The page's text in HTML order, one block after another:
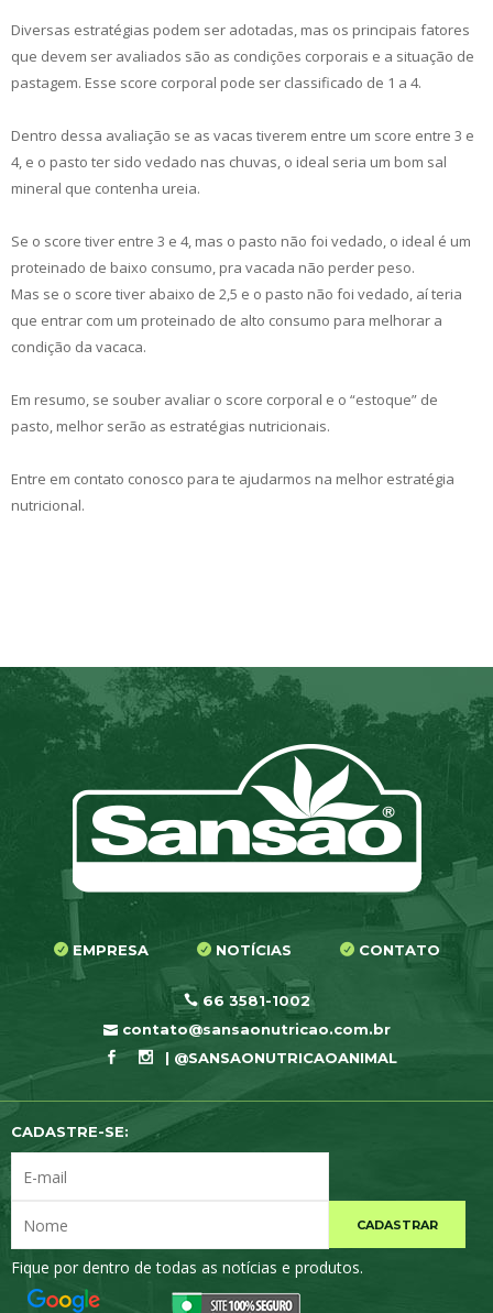
Diversas estratégias podem ser adotadas, mas os principais fatores
que devem ser avaliados são as condições corporais e a situação de
pastagem. Esse score corporal pode ser classificado de 1 a 4.
Dentro dessa avaliação se as vacas tiverem entre um score entre 3 e
4, e o pasto ter sido vedado nas chuvas, o ideal seria um bom sal
mineral que contenha ureia.
Se o score tiver entre 3 e 4, mas o pasto não foi vedado, o ideal é um
proteinado de baixo consumo, pra vacada não perder peso.
Mas se o score tiver abaixo de 2,5 e o pasto não foi vedado, aí teria
que entrar com um proteinado de alto consumo para melhorar a
condição da vacaca.
Em resumo, se souber avaliar o score corporal e o “estoque” de
pasto, melhor serão as estratégias nutricionais.
Entre em contato conosco para te ajudarmos na melhor estratégia
nutricional.
EMPRESA NOTÍCIAS CONTATO
66 3581-1002
contato@sansaonutricao.com.br
| @SANSAONUTRICAOANIMAL
CADASTRE-SE:
CADASTRAR
Fique por dentro de todas as notícias e produtos.